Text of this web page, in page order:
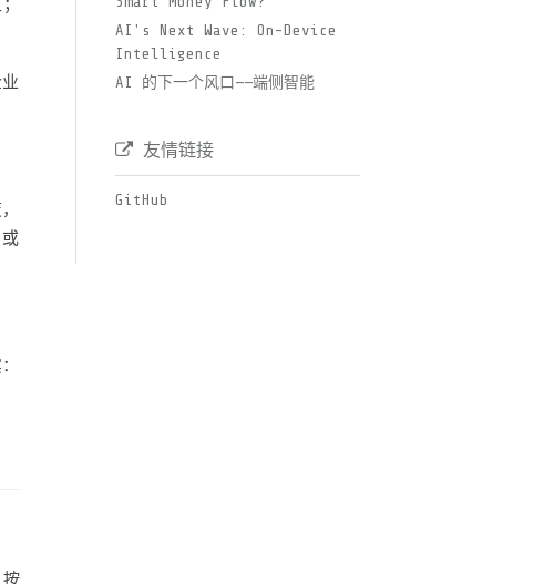
AI's Next Wave: On-Device
Intelligence
AI 的下一个风口——端侧智能
友情链接
GitHub